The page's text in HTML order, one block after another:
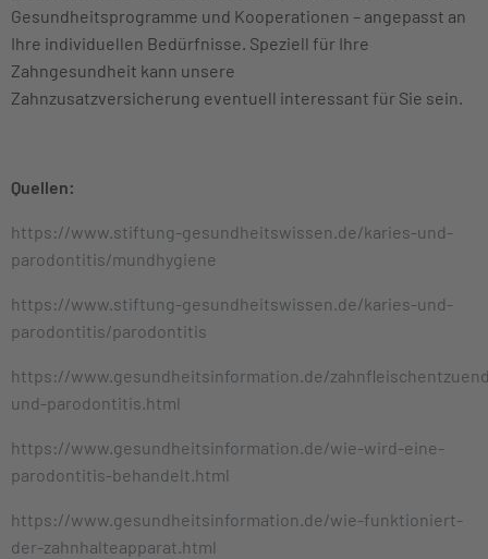
Gesundheitsprogramme und Kooperationen – angepasst an
Ihre individuellen Bedürfnisse. Speziell für Ihre
Zahngesundheit kann unsere
Zahnzusatzversicherung eventuell interessant für Sie sein.
Quellen:
https://www.stiftung-gesundheitswissen.de/karies-und-
parodontitis/mundhygiene
https://www.stiftung-gesundheitswissen.de/karies-und-
parodontitis/parodontitis
https://www.gesundheitsinformation.de/
und-parodontitis.html
https://www.gesundheitsinformation.de/wie-wird-eine-
parodontitis-behandelt.html
https://www.gesundheitsinformation.de/wie-funktioniert-
der-zahnhalteapparat.html